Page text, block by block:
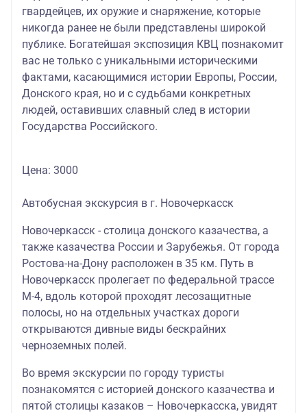
гвардейцев, их оружие и снаряжение, которые
никогда ранее не были представлены широкой
публике. Богатейшая экспозиция КВЦ познакомит
вас не только с уникальными историческими
фактами, касающимися истории Европы, России,
Донского края, но и с судьбами конкретных
людей, оставивших славный след в истории
Государства Российского.
Цена: 3000
Автобусная экскурсия в г. Новочеркасск
Новочеркасск - столица донского казачества, а
также казачества России и Зарубежья. От города
Ростова-на-Дону расположен в 35 км. Путь в
Новочеркасск пролегает по федеральной трассе
М-4, вдоль которой проходят лесозащитные
полосы, но на отдельных участках дороги
открываются дивные виды бескрайних
черноземных полей.
Во время экскурсии по городу туристы
познакомятся с историей донского казачества и
пятой столицы казаков – Новочеркасска, увидят